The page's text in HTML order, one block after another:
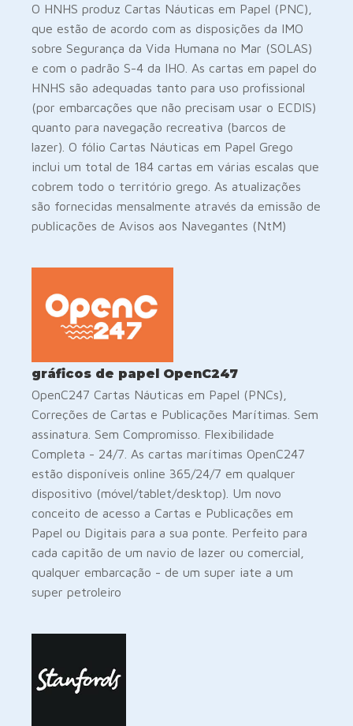
O HNHS produz Cartas Náuticas em Papel (PNC),
que estão de acordo com as disposições da IMO
sobre Segurança da Vida Humana no Mar (SOLAS)
e com o padrão S-4 da IHO. As cartas em papel do
HNHS são adequadas tanto para uso profissional
(por embarcações que não precisam usar o ECDIS)
quanto para navegação recreativa (barcos de
lazer). O fólio Cartas Náuticas em Papel Grego
inclui um total de 184 cartas em várias escalas que
cobrem todo o território grego. As atualizações
são fornecidas mensalmente através da emissão de
publicações de Avisos aos Navegantes (NtM)
gráficos de papel OpenC247
OpenC247 Cartas Náuticas em Papel (PNCs),
Correções de Cartas e Publicações Marítimas. Sem
assinatura. Sem Compromisso. Flexibilidade
Completa - 24/7. As cartas marítimas OpenC247
estão disponíveis online 365/24/7 em qualquer
dispositivo (móvel/tablet/desktop). Um novo
conceito de acesso a Cartas e Publicações em
Papel ou Digitais para a sua ponte. Perfeito para
cada capitão de um navio de lazer ou comercial,
qualquer embarcação - de um super iate a um
super petroleiro